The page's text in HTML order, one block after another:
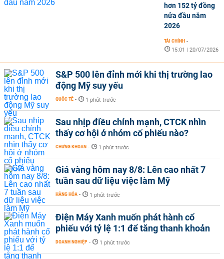
hơn 152 tỷ đồng
nửa đầu năm
2026
TÀI CHÍNH -
15:01 | 20/07/2026
S&P 500 lên đỉnh mới khi thị trường lao
động Mỹ suy yếu
QUỐC TẾ - 1 phút trước
Sau nhịp điều chỉnh mạnh, CTCK nhìn
thấy cơ hội ở nhóm cổ phiếu nào?
CHỨNG KHOÁN - 1 phút trước
Giá vàng hôm nay 8/8: Lên cao nhất 7
tuần sau dữ liệu việc làm Mỹ
HÀNG HÓA - 1 phút trước
Điện Máy Xanh muốn phát hành cổ
phiếu với tỷ lệ 1:1 để tăng thanh khoản
DOANH NGHIỆP - 1 phút trước